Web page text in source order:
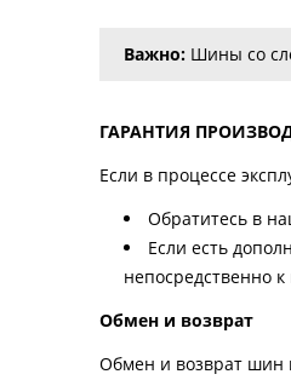
Важно: Шины со
ГАРАНТИЯ
Если в процессе
Обратитесь в
Если есть
непосредственно
Обмен и возврат
Обмен и возврат шин